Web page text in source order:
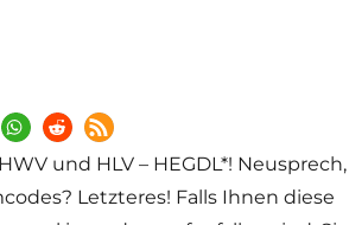
und HLV – HEGDL*! Neusprech,
Letzteres! Falls Ihnen diese